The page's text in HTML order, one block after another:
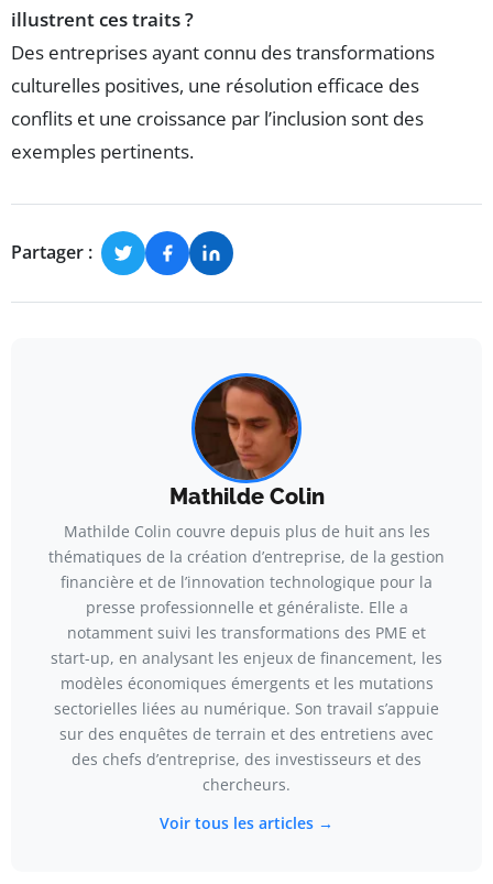
illustrent ces traits ?
Des entreprises ayant connu des transformations
culturelles positives, une résolution efficace des
conflits et une croissance par l’inclusion sont des
exemples pertinents.
Partager :
Mathilde Colin
Mathilde Colin couvre depuis plus de huit ans les
thématiques de la création d’entreprise, de la gestion
financière et de l’innovation technologique pour la
presse professionnelle et généraliste. Elle a
notamment suivi les transformations des PME et
start-up, en analysant les enjeux de financement, les
modèles économiques émergents et les mutations
sectorielles liées au numérique. Son travail s’appuie
sur des enquêtes de terrain et des entretiens avec
des chefs d’entreprise, des investisseurs et des
chercheurs.
Voir tous les articles →